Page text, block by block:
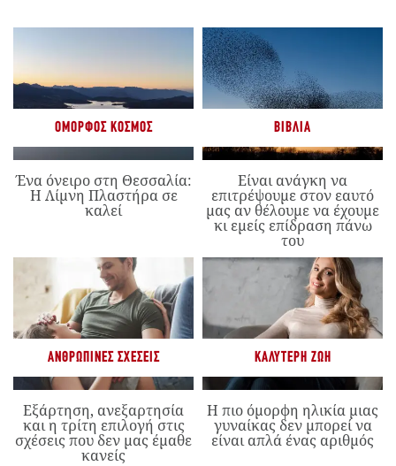
ΌΜΟΡΦΟΣ ΚΌΣΜΟΣ
Ένα όνειρο στη Θεσσαλία:
Η Λίμνη Πλαστήρα σε
καλεί
ΒΙΒΛΊΑ
Είναι ανάγκη να
επιτρέψουμε στον εαυτό
μας αν θέλουμε να έχουμε
κι εμείς επίδραση πάνω
του
ΑΝΘΡΏΠΙΝΕΣ ΣΧΈΣΕΙΣ
Εξάρτηση, ανεξαρτησία
και η τρίτη επιλογή στις
σχέσεις που δεν μας έμαθε
κανείς
ΚΑΛΎΤΕΡΗ ΖΩΉ
Η πιο όμορφη ηλικία μιας
γυναίκας δεν μπορεί να
είναι απλά ένας αριθμός